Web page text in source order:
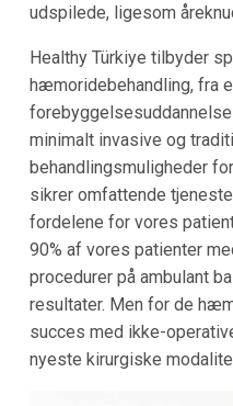
udspilede, ligesom
Healthy Türkiye tilbyder
hæmoridebehandling, fra
minimalt invasive og
behandlingsmuligheder
sikrer omfattende
fordelene for vores
90% af vores patienter
procedurer på ambulant
resultater. Men for de
succes med ikke-
nyeste kirurgiske